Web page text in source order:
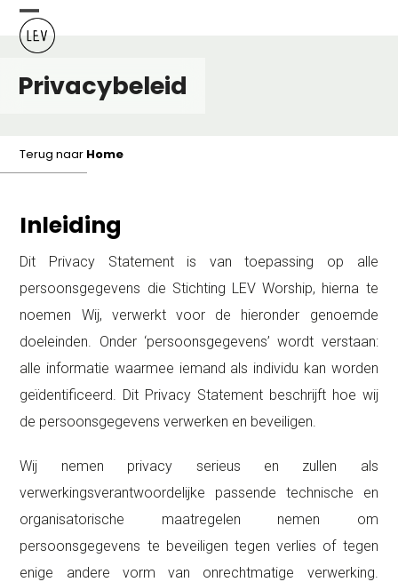
Skip
content
Open
mobile
menu
Close
mobile
menu
Privacybeleid
Terug naar Home
Inleiding
Dit Privacy Statement is van toepassing op alle
persoonsgegevens die Stichting LEV Worship, hierna te
noemen Wij, verwerkt voor de hieronder genoemde
doeleinden. Onder ‘persoonsgegevens’ wordt verstaan:
alle informatie waarmee iemand als individu kan worden
geïdentificeerd. Dit Privacy Statement beschrijft hoe wij
de persoonsgegevens verwerken en beveiligen.
Wij nemen privacy serieus en zullen als
verwerkingsverantwoordelijke passende technische en
organisatorische maatregelen nemen om
persoonsgegevens te beveiligen tegen verlies of tegen
enige andere vorm van onrechtmatige verwerking.